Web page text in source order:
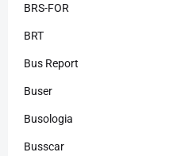
BRS-FOR
BRT
Bus Report
Buser
Busologia
Busscar